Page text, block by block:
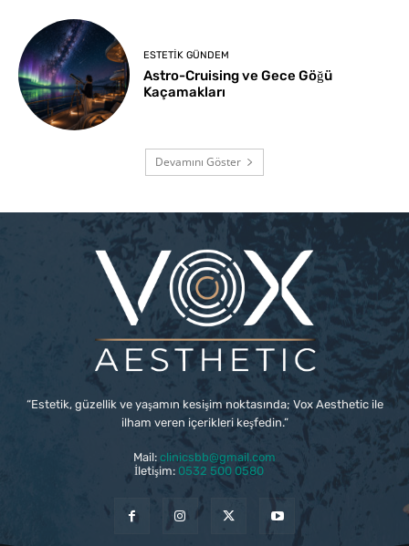
ESTETIK GÜNDEM
Astro-Cruising ve Gece Göğü
Kaçamakları
Devamını Göster
“Estetik, güzellik ve yaşamın kesişim noktasında; Vox Aesthetic ile
ilham veren içerikleri keşfedin.”
Mail: clinicsbb@gmail.com
İletişim: 0532 500 0580